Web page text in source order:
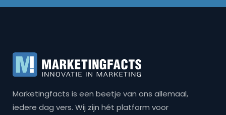
Marketingfacts is een beetje van ons allemaal,
iedere dag vers. Wij zijn hét platform voor